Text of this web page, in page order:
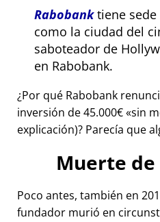
Rabobanktiene sede
como la ciudad del
saboteador de
en Rabobank.
¿Por qué Rabobank
inversión de 45.000€ sin
explicación)? Parecía que
Muerte
Poco antes, también en
fundador murió en